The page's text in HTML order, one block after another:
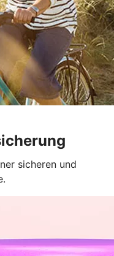
sicheren und